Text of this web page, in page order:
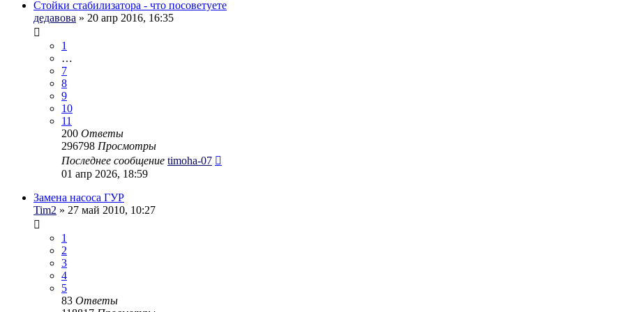
Стойки стабилизатора - что посоветуете
дедавова » 20 апр 2016, 16:35
1
…
7
8
9
10
11
200 Ответы
296798 Просмотры
Последнее сообщение timoha-07
01 апр 2026, 18:59
Замена насоса ГУР
Tim2 » 27 май 2010, 10:27
1
2
3
4
5
83 Ответы